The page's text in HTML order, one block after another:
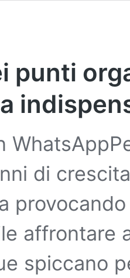
punti
di
affrontare
spiccano